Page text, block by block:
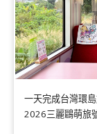
一天完成台灣環
2026三麗鷗萌旅